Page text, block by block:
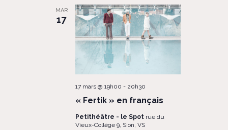
MAR
17
« Fertik » en français
17 mars @ 19h00 - 20h30
Petithéâtre - le Spot rue du
Vieux-Collège 9, Sion, VS